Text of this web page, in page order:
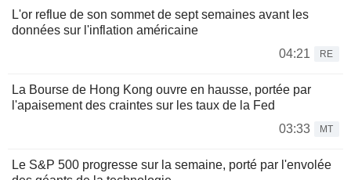
L'or reflue de son sommet de sept semaines avant les
données sur l'inflation américaine
04:21
RE
La Bourse de Hong Kong ouvre en hausse, portée par
l'apaisement des craintes sur les taux de la Fed
03:33
MT
Le S&P 500 progresse sur la semaine, porté par l'envolée